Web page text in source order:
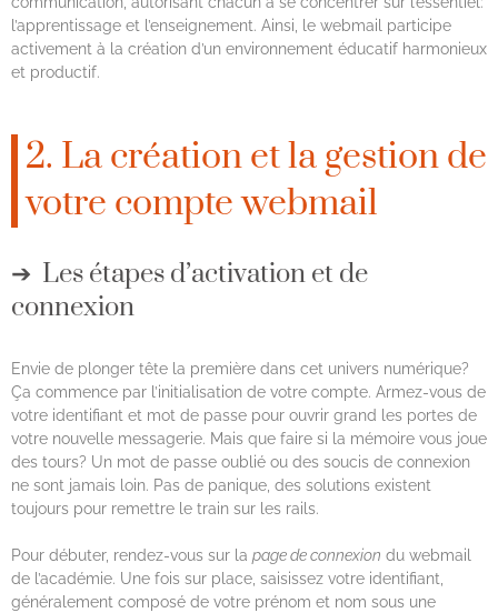
l’apprentissage et l’enseignement. Ainsi, le webmail participe
activement à la création d’un environnement éducatif harmonieux
et productif.
2. La création et la gestion de
votre compte webmail
Les étapes d’activation et de
connexion
Envie de plonger tête la première dans cet univers numérique?
Ça commence par l’initialisation de votre compte. Armez-vous de
votre identifiant et mot de passe pour ouvrir grand les portes de
votre nouvelle messagerie. Mais que faire si la mémoire vous joue
des tours? Un mot de passe oublié ou des soucis de connexion
ne sont jamais loin. Pas de panique, des solutions existent
toujours pour remettre le train sur les rails.
Pour débuter, rendez-vous sur la page de connexion du webmail
de l’académie. Une fois sur place, saisissez votre identifiant,
généralement composé de votre prénom et nom sous une